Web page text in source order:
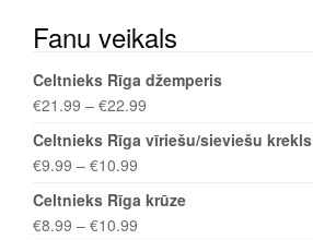
Fanu veikals
Celtnieks Rīga džemperis
€21.99 – €22.99
Celtnieks Rīga vīriešu/sieviešu krekls
€9.99 – €10.99
Celtnieks Rīga krūze
€8.99 – €10.99